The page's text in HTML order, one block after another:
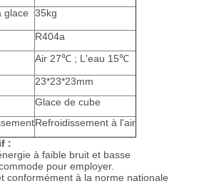
glace
35kg
R404a
Air 27℃ ; L'eau 15℃
23*23*23mm
Glace de cube
Refroidissement à l'air
:
à faible bruit et basse
pour employer.
conformément à la norme nationale